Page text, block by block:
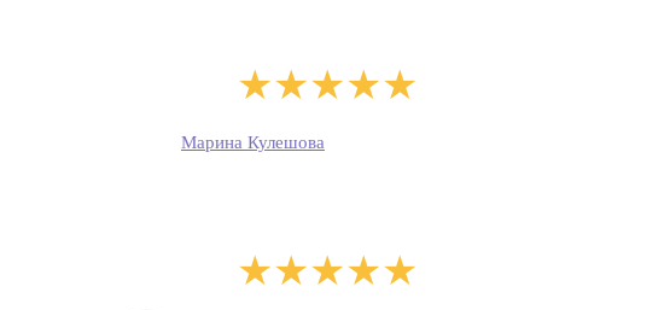
Марина Кулешова